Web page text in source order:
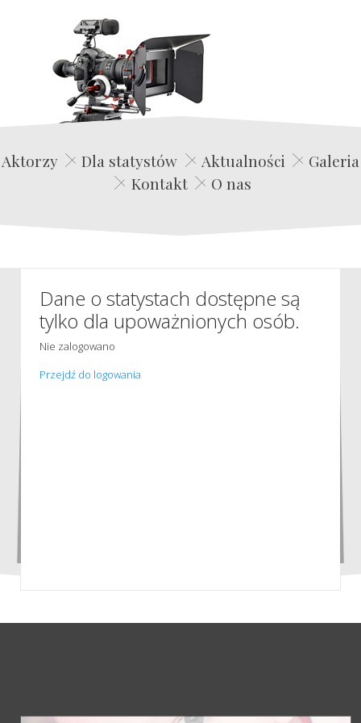
Edwin Film Agencja Aktorska
Aktorzy Dla statystów Aktualności
Galeria
Kontakt
O nas
Dane o statystach dostępne są
tylko dla upoważnionych osób.
Nie zalogowano
Przejdź do logowania